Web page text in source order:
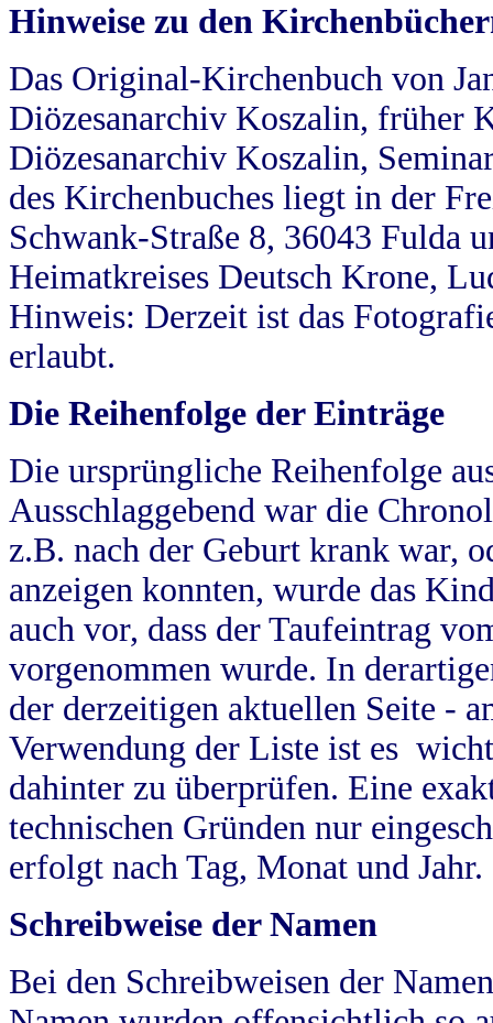
Hinweise zu den
Das Original-Kirchenbuch von
Diözesanarchiv Koszalin, früher
Diözesanarchiv Koszalin,
des Kirchenbuches liegt in der
Schwank-Straße 8, 36043 Fulda
Heimatkreises Deutsch Krone,
Hinweis: Derzeit ist das
erlaubt.
Die Reihenfolge der Einträge
Die ursprüngliche Reihenfolge
Ausschlaggebend war die
z.B. nach der Geburt krank war,
anzeigen konnten, wurde das
auch vor, dass der Taufeintrag
vorgenommen wurde. In
der derzeitigen aktuellen Seite -
Verwendung der Liste ist es
dahinter zu überprüfen. Eine
technischen Gründen nur
erfolgt nach Tag, Monat und Jahr.
Schreibweise der Namen
Bei den Schreibweisen der